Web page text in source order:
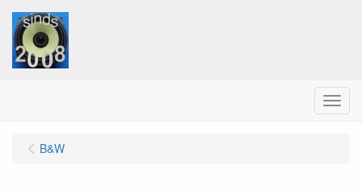
Menu
B&W